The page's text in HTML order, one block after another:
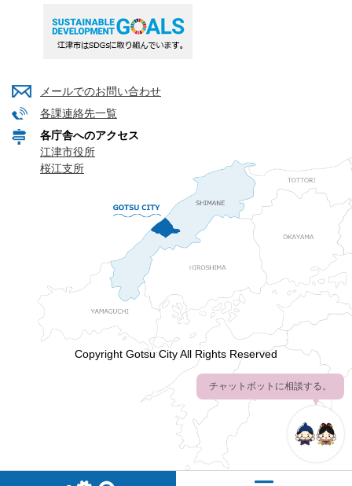
メールでのお問い合わせ
各課連絡先一覧
各庁舎へのアクセス
江津市役所
桜江支所
Copyright Gotsu City All Rights Reserved
チャットボットに相談する。